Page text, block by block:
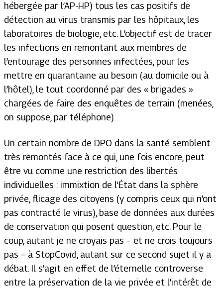
hébergée par l’AP-HP) tous les cas positifs de
détection au virus transmis par les hôpitaux, les
laboratoires de biologie, etc. L’objectif est de tracer
les infections en remontant aux membres de
l’entourage des personnes infectées, pour les
mettre en quarantaine au besoin (au domicile ou à
l’hôtel), le tout coordonné par des « brigades »
chargées de faire des enquêtes de terrain (menées,
on suppose, par téléphone).
Un certain nombre de DPO dans la santé semblent
très remontés face à ce qui, une fois encore, peut
être vu comme une restriction des libertés
individuelles : immixtion de l’État dans la sphère
privée, flicage des citoyens (y compris ceux qui n’ont
pas contracté le virus), base de données aux durées
de conservation qui posent question, etc. Pour le
coup, autant je ne croyais pas – et ne crois toujours
pas – à StopCovid, autant sur ce second sujet il y a
débat. Il s’agit en effet de l’éternelle controverse
entre la préservation de la vie privée et l’intérêt de